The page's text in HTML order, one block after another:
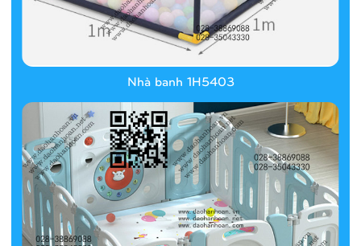
Nhà banh 1H5403